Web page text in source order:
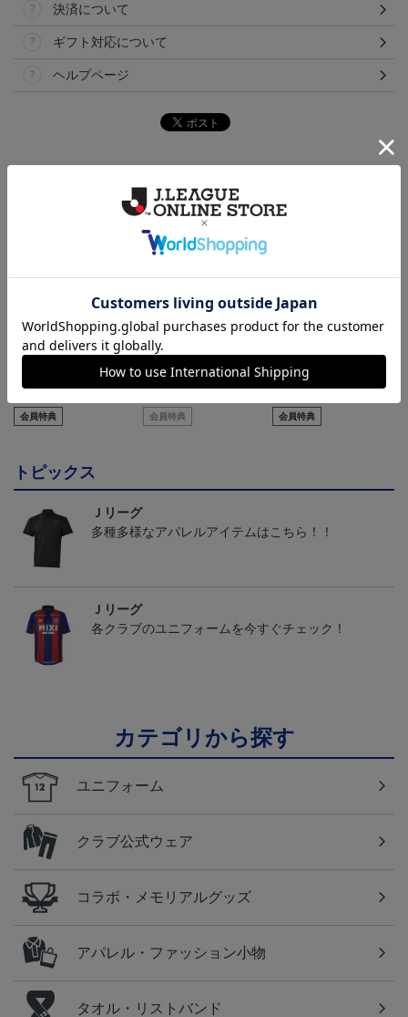
決済について
ギフト対応について
ヘルプページ
トリニータサンシェード
会員特典
TRINITA LIGHT PARADE
ペンライト白（ニータンv
er.）
会員特典
ニータンサンシェード
会員特典
トピックス
Ｊリーグ
多種多様なアパレルアイテムはこちら！！
Ｊリーグ
各クラブのユニフォームを今すぐチェック！
カテゴリから探す
ユニフォーム
クラブ公式ウェア
コラボ・メモリアルグッズ
アパレル・ファッション小物
タオル・リストバンド